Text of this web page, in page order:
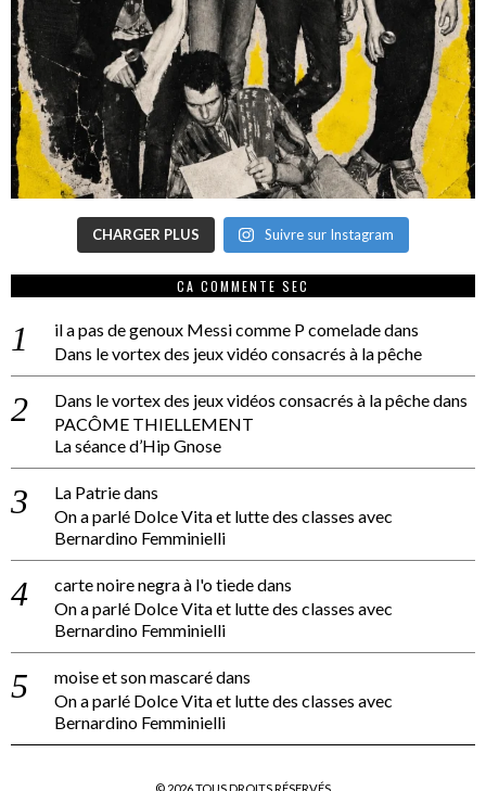
CHARGER PLUS Suivre sur Instagram
CA COMMENTE SEC
il a pas de genoux Messi comme P comeladedans
Dans le vortex des jeux vidéo consacrés à la pêche
Dans le vortex des jeux vidéos consacrés à la pêchedans
PACÔME THIELLEMENT
La séance d’Hip Gnose
La Patriedans
On a parlé Dolce Vita et lutte des classes avec
Bernardino Femminielli
carte noire negra à l'o tiededans
On a parlé Dolce Vita et lutte des classes avec
Bernardino Femminielli
moise et son mascarédans
On a parlé Dolce Vita et lutte des classes avec
Bernardino Femminielli